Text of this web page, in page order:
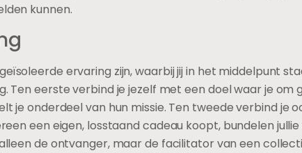
kunnen.
ervaring zijn, waarbij jij in het middelpunt
Ten eerste verbind je jezelf met een doel waar je om
je onderdeel van hun missie. Ten tweede verbind je
een eigen, losstaand cadeau koopt, bundelen
de ontvanger, maar de facilitator van een